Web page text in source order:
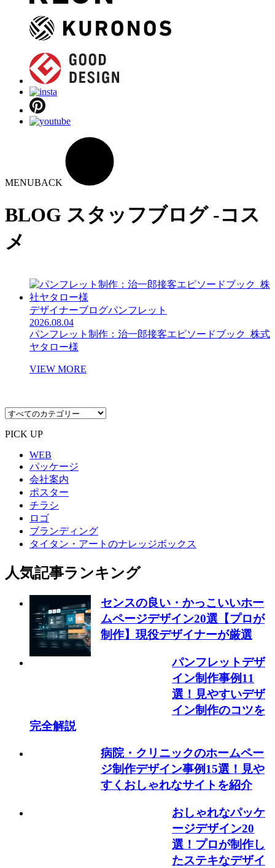
MENUBACK
BLOG スタッフブログ -コス
メ
デザイナーブログパンフレット
2026.08.04
パンフレット制作：治一郎接客エピソードブック_株式
ヤタロー様
VIEW MORE
PICK UP
WEB
パッケージ
会社案内
ポスター
チラシ
ロゴ
ブランディング
タイタン・アートのナレッジボックス
人気記事ランキング
センスの良い・かっこいいホー
ムページデザイン20選【プロが
制作】現役デザイナーが厳選
パンフレットデザ
イン制作事例11
選！見やすいデザ
イン制作のコツを
完全解説
病院・クリニックのホームペー
ジ制作デザイン事例15選！見や
すくおしゃれなサイトを紹介
おしゃれなパッケ
ージデザイン20
選！プロが制作し
たステキなデザイ